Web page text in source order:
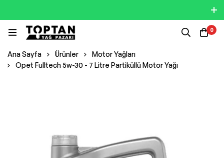
0
Ana Sayfa Ürünler
Motor Yağları
Opet Fulltech 5w-30 - 7 Litre Partiküllü Motor Yağı